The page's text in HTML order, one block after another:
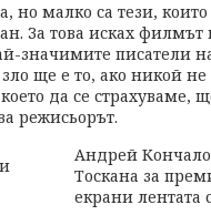
но малко са тези,
За това исках
значимите писатели
ще е то, ако никой не
да се страхуваме,
режисьорът.
Андрей
Тоскана за
екрани лентата